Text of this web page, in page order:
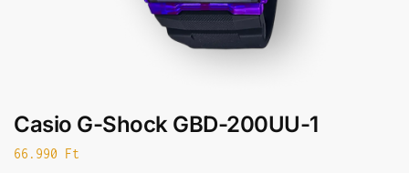
Casio G-Shock GBD-200UU-1
66.990 Ft